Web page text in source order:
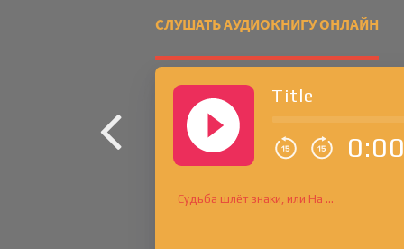
СЛУШАТЬ АУДИОКНИГУ ОНЛАЙН
Title
0:00
Судьба шлёт знаки, или На …